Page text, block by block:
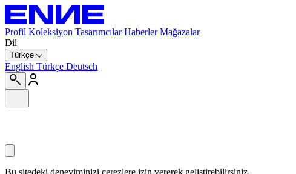
Profil Koleksiyon Tasarımcılar Haberler Mağazalar
Dil
Türkçe
English Türkçe Deutsch